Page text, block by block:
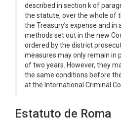
described in section k of
the statute, over the whole of
the Treasury’s expense and
methods set out in the new
ordered by the district
measures may only remain in
of two years. However, they
the same conditions before
at the International Criminal
Estatuto de Roma